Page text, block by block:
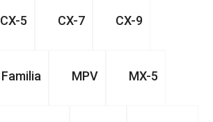
CX-5 CX-7 CX-9
Familia MPV MX-5